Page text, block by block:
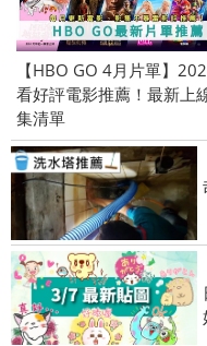
【HBO GO 4月片單】
看好評電影推薦！最新上
集清單